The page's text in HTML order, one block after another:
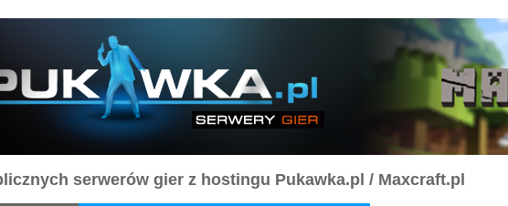
serwerów gier z hostingu Pukawka.pl / Maxcraft.pl